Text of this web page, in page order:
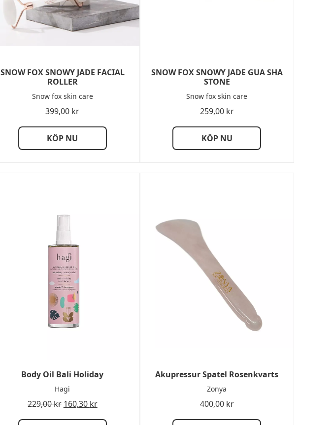
SNOW FOX SNOWY JADE FACIAL
ROLLER
Snow fox skin care
399,00 kr
KÖP NU
SNOW FOX SNOWY JADE GUA SHA
STONE
Snow fox skin care
259,00 kr
KÖP NU
Body Oil Bali Holiday
Hagi
229,00kr 160,30 kr
Akupressur Spatel Rosenkvarts
Zonya
400,00 kr